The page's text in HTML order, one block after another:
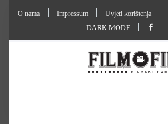
O nama Impressum Uvjeti korištenja
DARK MODE